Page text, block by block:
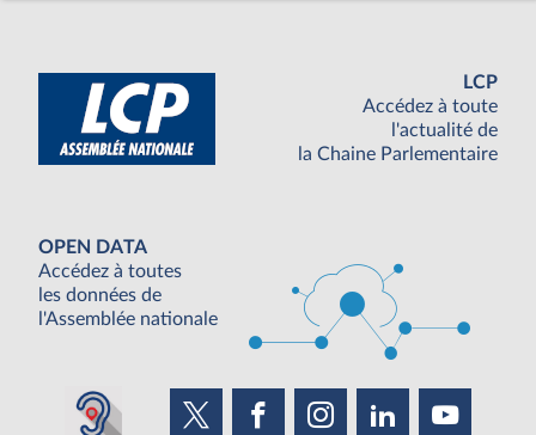
LCP
Accédez à toute
l'actualité de
la Chaine Parlementaire
OPEN DATA
Accédez à toutes
les données de
l'Assemblée nationale